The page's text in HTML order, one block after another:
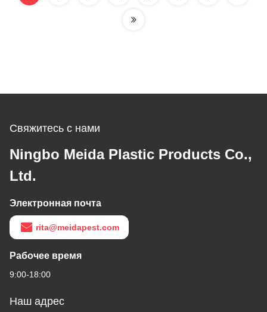
Свяжитесь с нами
Ningbo Meida Plastic Products Co.,
Ltd.
Электронная почта
rita@meidapest.com
Рабочее время
9:00-18:00
Наш адрес